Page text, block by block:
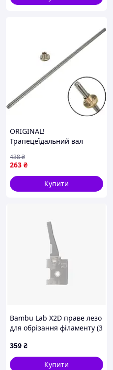
ORIGINAL!
Трапецеїдальний вал
гайкою для 3D-принтера -
Якість! Гарантія!
MegaTorg.com.ua
263 ₴
438₴
Купити
Bambu Lab X2D праве лезо
для обрізання філаменту (3
359 ₴
Купити